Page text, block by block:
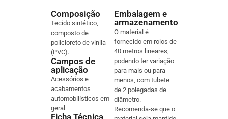
Composição
Tecido sintético,
composto de
policloreto de vinila
(PVC).
Campos de
aplicação
Acessórios e
acabamentos
automobilísticos em
geral
Embalagem e
armazenamento
O material é
fornecido em rolos de
40 metros lineares,
podendo ter variação
para mais ou para
menos, com tubete
de 2 polegadas de
diâmetro.
Recomenda-se que o